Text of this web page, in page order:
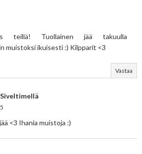
teillä! Tuollainen jää takuulla
muistoksi ikuisesti :) Kilpparit <3
Vastaa
Siveltimellä
<3 Ihania muistoja :)